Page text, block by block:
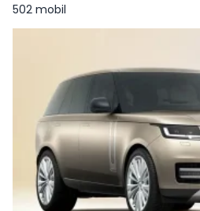
502 mobil